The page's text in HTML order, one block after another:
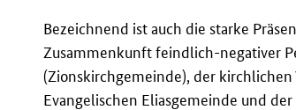
Bezeichnend ist auch die starke
Zusammenkunft feindlich-negativer
(Zionskirchgemeinde), der
Evangelischen Eliasgemeinde und